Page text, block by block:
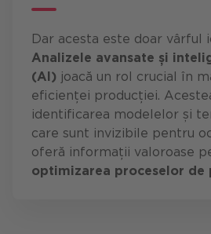
Dar acesta este doar vârful
Analizele avansate și
(AI) joacă un rol crucial în
eficienței producției.
identificarea modelelor și
care sunt invizibile pentru
oferă informații valoroase
optimizarea proceselor de